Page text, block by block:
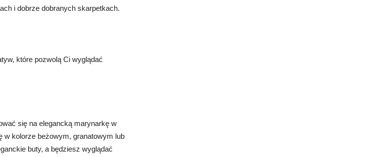
i dobrze dobranych skarpetkach.
które pozwolą Ci wyglądać
się na elegancką marynarkę w
w kolorze beżowym, granatowym lub
buty, a będziesz wyglądać